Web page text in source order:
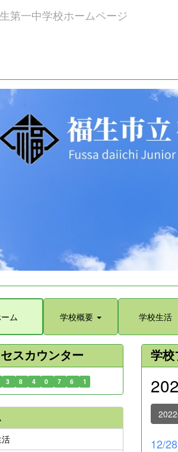
第一中学校ホームページ
ム 学校概要 学校生活
学校
12/
スカウンター
3 8 4 0 7 6 1